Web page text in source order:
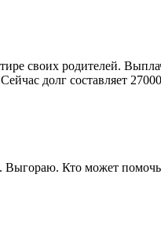
своих родителей.
долг составляет
Выгораю. Кто может